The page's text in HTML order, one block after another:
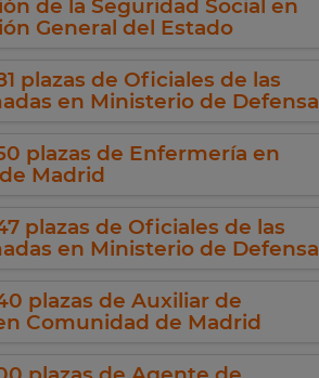
de la Seguridad Social en
General del Estado
plazas de Oficiales de las
en Ministerio de Defensa
plazas de Enfermería en
Madrid
plazas de Oficiales de las
en Ministerio de Defensa
plazas de Auxiliar de
Comunidad de Madrid